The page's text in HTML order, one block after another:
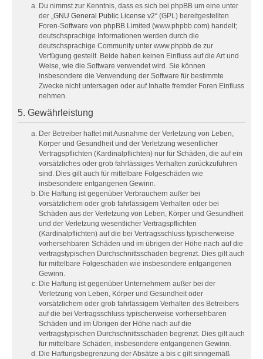
Du nimmst zur Kenntnis, dass es sich bei phpBB um eine unter
der „GNU General Public License v2“ (GPL) bereitgestellten
Foren-Software von phpBB Limited (www.phpbb.com) handelt;
deutschsprachige Informationen werden durch die
deutschsprachige Community unter www.phpbb.de zur
Verfügung gestellt. Beide haben keinen Einfluss auf die Art und
Weise, wie die Software verwendet wird. Sie können
insbesondere die Verwendung der Software für bestimmte
Zwecke nicht untersagen oder auf Inhalte fremder Foren Einfluss
nehmen.
5. Gewährleistung
Der Betreiber haftet mit Ausnahme der Verletzung von Leben,
Körper und Gesundheit und der Verletzung wesentlicher
Vertragspflichten (Kardinalpflichten) nur für Schäden, die auf ein
vorsätzliches oder grob fahrlässiges Verhalten zurückzuführen
sind. Dies gilt auch für mittelbare Folgeschäden wie
insbesondere entgangenen Gewinn.
Die Haftung ist gegenüber Verbrauchern außer bei
vorsätzlichem oder grob fahrlässigem Verhalten oder bei
Schäden aus der Verletzung von Leben, Körper und Gesundheit
und der Verletzung wesentlicher Vertragspflichten
(Kardinalpflichten) auf die bei Vertragsschluss typischerweise
vorhersehbaren Schäden und im übrigen der Höhe nach auf die
vertragstypischen Durchschnittsschäden begrenzt. Dies gilt auch
für mittelbare Folgeschäden wie insbesondere entgangenen
Gewinn.
Die Haftung ist gegenüber Unternehmern außer bei der
Verletzung von Leben, Körper und Gesundheit oder
vorsätzlichem oder grob fahrlässigem Verhalten des Betreibers
auf die bei Vertragsschluss typischerweise vorhersehbaren
Schäden und im Übrigen der Höhe nach auf die
vertragstypischen Durchschnittsschäden begrenzt. Dies gilt auch
für mittelbare Schäden, insbesondere entgangenen Gewinn.
Die Haftungsbegrenzung der Absätze a bis c gilt sinngemäß